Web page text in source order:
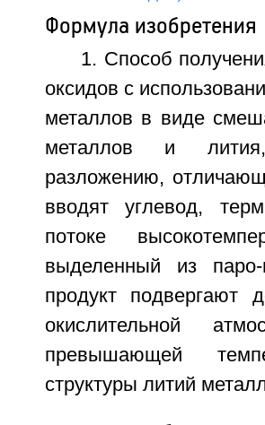
Формула изобретения
1. Способ
оксидов с
металлов в виде
металлов и лития,
разложению,
вводят углевод,
потоке
выделенный из паро-
продукт подвергают
окислительной
превышающей
структуры литий